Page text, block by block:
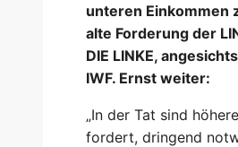
unteren Einkommen
alte Forderung der
DIE LINKE,
IWF. Ernst weiter:
„In der Tat sind
fordert, dringend